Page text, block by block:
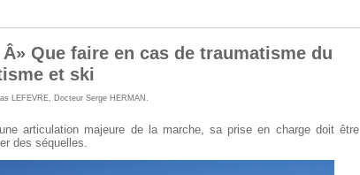
Â» Que faire en cas de traumatisme du
et ski
LEFEVRE Docteur Serge HERMAN
articulation majeure de la marche, sa prise en charge doit être
des séquelles.